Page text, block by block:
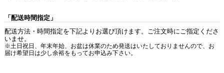
「配送時間指定」
配送方法・時間指定を下記よりお選び頂けます。ご注文時にご指定くださ
いませ。
※土日祝日、年末年始、お盆は休業のため発送はいたしておりませんので、お
届け希望日は少し余裕をもってお申込み下さい。